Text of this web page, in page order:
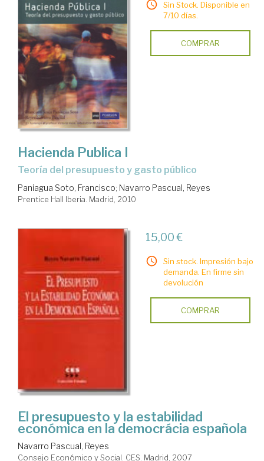
Sin Stock. Disponible en
7/10 días.
COMPRAR
Hacienda Publica I
teoría del presupuesto y gasto público
Paniagua Soto, Francisco; Navarro Pascual, Reyes
Prentice Hall Iberia. Madrid, 2010
15,00 €
Sin stock. Impresión bajo
demanda. En firme sin
devolución
COMPRAR
El presupuesto y la estabilidad
económica en la democrácia española
Navarro Pascual, Reyes
Consejo Económico y Social. CES. Madrid, 2007